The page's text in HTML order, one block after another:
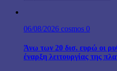
06/08/2026 cosmos 0
Άνω των 20 δισ. ευρώ οι
έναρξη λειτουργίας της